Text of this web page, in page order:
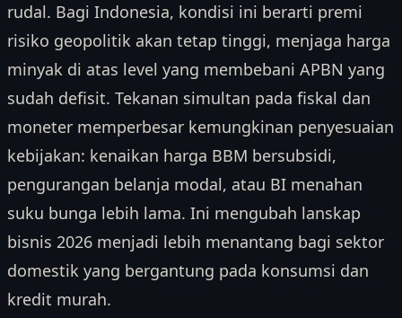
rudal. Bagi Indonesia, kondisi ini berarti premi
risiko geopolitik akan tetap tinggi, menjaga harga
minyak di atas level yang membebani APBN yang
sudah defisit. Tekanan simultan pada fiskal dan
moneter memperbesar kemungkinan penyesuaian
kebijakan: kenaikan harga BBM bersubsidi,
pengurangan belanja modal, atau BI menahan
suku bunga lebih lama. Ini mengubah lanskap
bisnis 2026 menjadi lebih menantang bagi sektor
domestik yang bergantung pada konsumsi dan
kredit murah.